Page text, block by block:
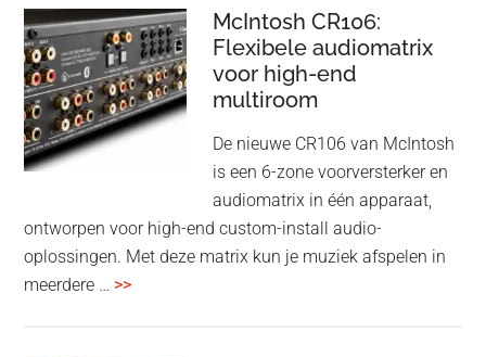
Adaptive
noise
cancelling
–
4
McIntosh CR106:
Flexibele audiomatrix
voor high-end
multiroom
De nieuwe CR106 van McIntosh
is een 6-zone voorversterker en
audiomatrix in één apparaat,
ontworpen voor high-end custom-install audio-
oplossingen. Met deze matrix kun je muziek afspelen in
meerdere … >>overMcIntosh